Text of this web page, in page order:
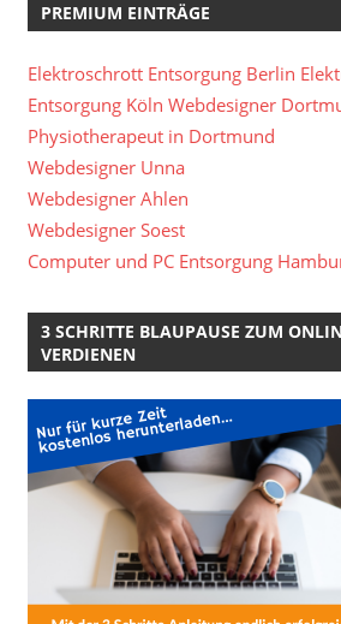
PREMIUM EINTRÄGE
Elektroschrott Entsorgung Berlin
Entsorgung Köln Webdesigner
Physiotherapeut in Dortmund
Webdesigner Unna
Webdesigner Ahlen
Webdesigner Soest
Computer und PC Entsorgung
3 SCHRITTE BLAUPAUSE ZUM
VERDIENEN